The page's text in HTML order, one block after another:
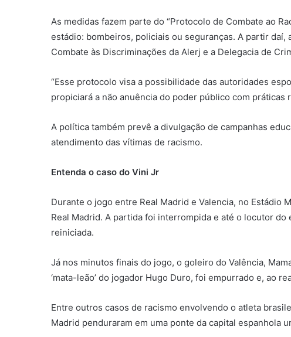
As medidas fazem parte do “Protocolo de Combate ao
estádio: bombeiros, policiais ou seguranças. A partir
Combate às Discriminações da Alerj e a Delegacia de
“Esse protocolo visa a possibilidade das autoridades
propiciará a não anuência do poder público com
A política também prevê a divulgação de campanhas
atendimento das vítimas de racismo.
Entenda o caso do Vini Jr
Durante o jogo entre Real Madrid e Valencia, no Estádio
Real Madrid. A partida foi interrompida e até o locutor
reiniciada.
Já nos minutos finais do jogo, o goleiro do Valência,
‘mata-leão’ do jogador Hugo Duro, foi empurrado e, ao
Entre outros casos de racismo envolvendo o atleta
Madrid penduraram em uma ponte da capital espanhola